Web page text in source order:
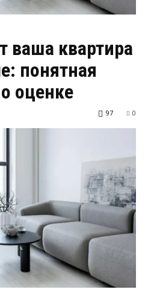
ваша квартира
понятная
оценке
0
97